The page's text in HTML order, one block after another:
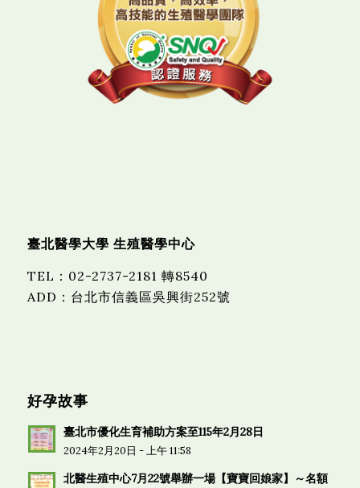
臺北醫學大學 生殖醫學中心
TEL ： 02-2737-2181 轉8540
ADD：台北市信義區吳興街252號
好孕故事
臺北市優化生育補助方案至115年2月28日
2024年2月20日 - 上午 11:58
北醫生殖中心7月22號舉辦一場【寶寶回娘家】～名額